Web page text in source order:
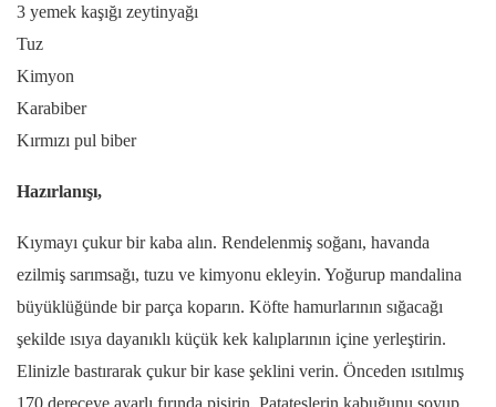
3 yemek kaşığı zeytinyağı
Tuz
Kimyon
Karabiber
Kırmızı pul biber
Hazırlanışı,
Kıymayı çukur bir kaba alın. Rendelenmiş soğanı, havanda
ezilmiş sarımsağı, tuzu ve kimyonu ekleyin. Yoğurup mandalina
büyüklüğünde bir parça koparın. Köfte hamurlarının sığacağı
şekilde ısıya dayanıklı küçük kek kalıplarının içine yerleştirin.
Elinizle bastırarak çukur bir kase şeklini verin. Önceden ısıtılmış
170 dereceye ayarlı fırında pişirin. Patateslerin kabuğunu soyup